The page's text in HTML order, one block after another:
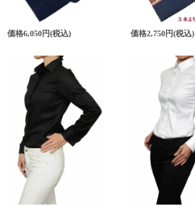
価格6,050円(税込) 価格2,750円(税込)